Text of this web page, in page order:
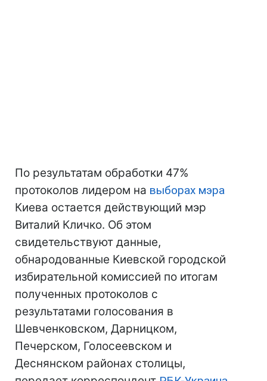
По результатам обработки 47%
протоколов лидером на выборах мэра
Киева остается действующий мэр
Виталий Кличко. Об этом
свидетельствуют данные,
обнародованные Киевской городской
избирательной комиссией по итогам
полученных протоколов с
результатами голосования в
Шевченковском, Дарницком,
Печерском, Голосеевском и
Деснянском районах столицы,